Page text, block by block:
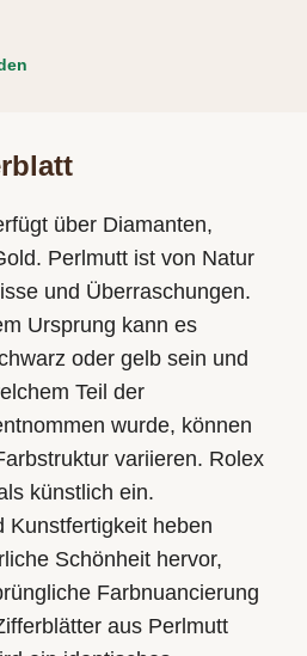
über Diamanten,
Perlmutt ist von Natur
und Überraschungen.
Ursprung kann es
oder gelb sein und
Teil der
wurde, können
variieren. Rolex
künstlich ein.
Kunstfertigkeit heben
Schönheit hervor,
Farb­nuancierung
aus Perlmutt